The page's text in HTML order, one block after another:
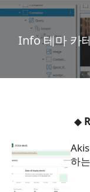
Info 테마 카
◆
하